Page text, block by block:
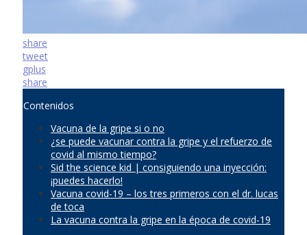
share
tweet
gplus
share
Contenidos
Vacuna de la gripe si o no
¿se puede vacunar contra la gripe y el refuerzo de
covid al mismo tiempo?
Sid the science kid | consiguiendo una inyección:
¡puedes hacerlo!
Vacuna covid-19 – los tres primeros con el dr. lucas
de toca
La vacuna contra la gripe en la época de covid-19